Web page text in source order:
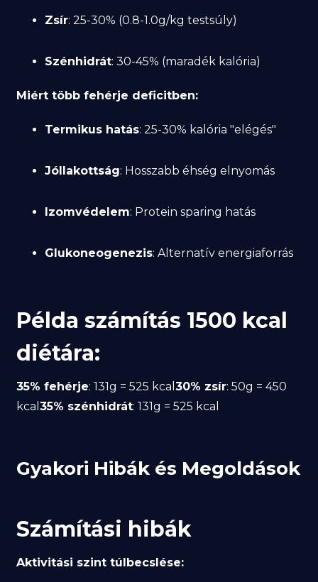
Zsír: 25-30% (0.8-1.0g/kg testsúly)
Szénhidrát: 30-45% (maradék kalória)
Miért több fehérje deficitben:
Termikus hatás: 25-30% kalória "elégés"
Jóllakottság: Hosszabb éhség elnyomás
Izomvédelem: Protein sparing hatás
Glukoneogenezis: Alternatív energiaforrás
Példa számítás 1500 kcal
diétára:
35% fehérje: 131g = 525 kcal30% zsír: 50g = 450
kcal35% szénhidrát: 131g = 525 kcal
Gyakori Hibák és Megoldások
Számítási hibák
Aktivitási szint túlbecslése: